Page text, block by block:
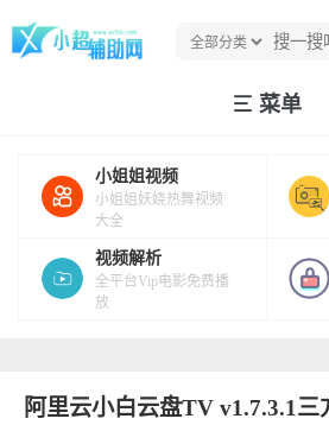
菜单
小姐姐视频
小姐姐妖娆热舞视频
大全
视频解析
全平台Vip电影免费播
放
阿里云小白云盘TV v1.7.3.1三